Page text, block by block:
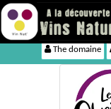
The domaine